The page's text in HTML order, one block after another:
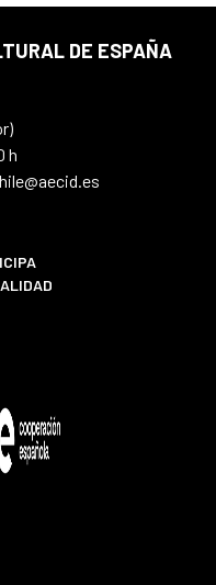
DE ESPAÑA
h